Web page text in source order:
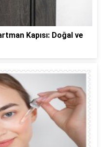
Kapısı: Doğal ve